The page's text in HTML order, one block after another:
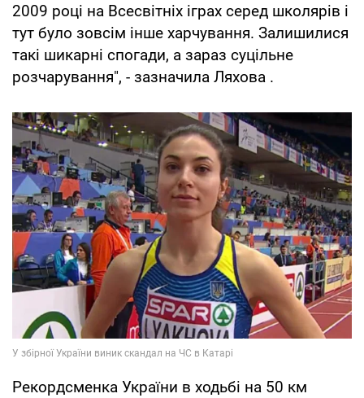
2009 році на Всесвітніх іграх серед школярів і
тут було зовсім інше харчування. Залишилися
такі шикарні спогади, а зараз суцільне
розчарування", - зазначила Ляхова .
Рекордсменка України в ходьбі на 50 км